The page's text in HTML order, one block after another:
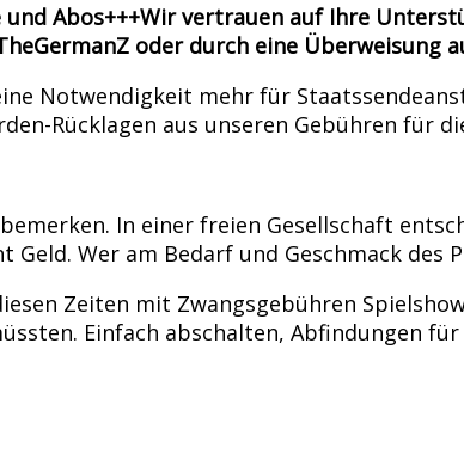
Abos+++Wir vertrauen auf Ihre
oder durch eine Überweisung
Notwendigkeit mehr für
Rücklagen aus unseren Gebühren für
In einer freien Gesellschaft
Wer am Bedarf und Geschmack
Zeiten mit Zwangsgebühren
Einfach abschalten, Abfindungen